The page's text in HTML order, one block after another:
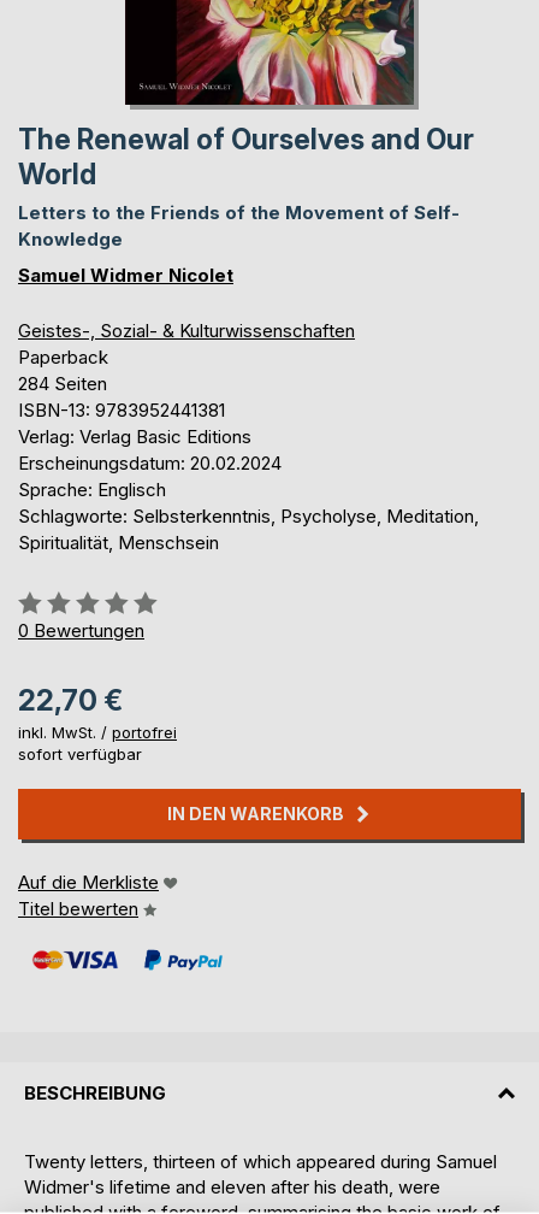
The Renewal of Ourselves and Our
World
Letters to the Friends of the Movement of Self-
Knowledge
Samuel Widmer Nicolet
Geistes-, Sozial- & Kulturwissenschaften
Paperback
284 Seiten
ISBN-13: 9783952441381
Verlag: Verlag Basic Editions
Erscheinungsdatum: 20.02.2024
Sprache: Englisch
Schlagworte: Selbsterkenntnis, Psycholyse, Meditation,
Spiritualität, Menschsein
Bewertung::
0%
0 Bewertungen
22,70 €
inkl. MwSt. / portofrei
sofort verfügbar
IN DEN WARENKORB
Auf die Merkliste
Titel bewerten
BESCHREIBUNG
Twenty letters, thirteen of which appeared during Samuel
Widmer's lifetime and eleven after his death, were